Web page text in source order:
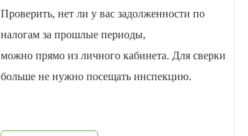
Проверить, нет ли у вас задолженности по
налогам за прошлые периоды,
можно прямо из личного кабинета. Для сверки
больше не нужно посещать инспекцию.